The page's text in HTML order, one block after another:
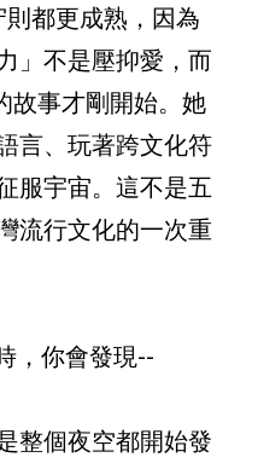
都更成熟，因為
」不是壓抑愛，而
故事才剛開始。她
言、玩著跨文化符
服宇宙。這不是五
流行文化的一次重
，你會發現--
整個夜空都開始發